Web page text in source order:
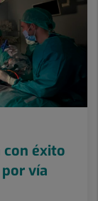
con éxito
vía